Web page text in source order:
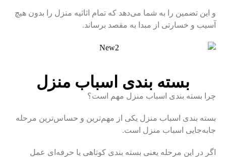
و این تضمین را به شما می‌دهد که تمام اثاثیه منزل را بدون هیچ
آسیب و خسارتی از مبدا به مقصد برساند.
بسته بندی اسباب منزل
چرا بسته بندی اسباب منزل مهم است؟
بسته بندی اسباب منزل یکی از مهم‌ترین و حساس‌ترین مرحله
جابه‌جایی اسباب منزل است.
اگر در این مرحله یعنی بسته بندی کوتاهی یا حرفه‌ای عمل